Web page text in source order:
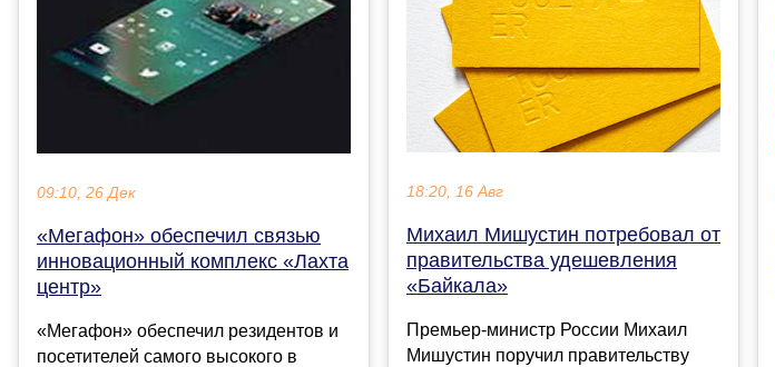
09:10, 26 Дек
«Мегафон» обеспечил связью
инновационный комплекс «Лахта
центр»
«Мегафон» обеспечил резидентов и
посетителей самого высокого в
18:20, 16 Авг
Михаил Мишустин потребовал от
правительства удешевления
«Байкала»
Премьер-министр России Михаил
Мишустин поручил правительству